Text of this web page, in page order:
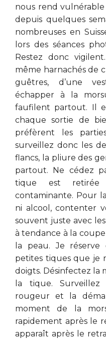
nous rend
depuis quelques
nombreuses en
lors des séances
Restez donc
même harnachés de
guêtres, d’une
échapper à la
faufilent partout. Il
chaque sortie de
préfèrent les
surveillez donc les
flancs, la pliure des
partout. Ne cédez
tique est
contaminante. Pour
ni alcool, contenter
souvent juste avec
à tendance à la
la peau. Je
petites tiques que je
doigts. Désinfectez la
la tique.
rougeur et la
moment de la
rapidement après le
apparaît après le